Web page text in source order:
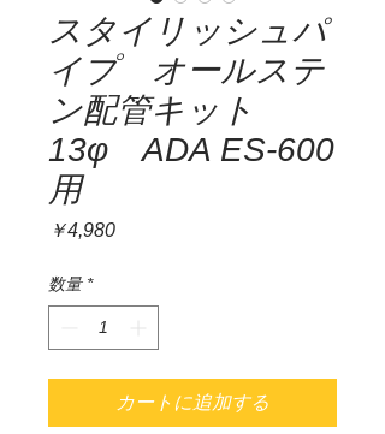
スタイリッシュパ
イプ オールステ
ン配管キット
13φ ADA ES-600
用
￥4,980価
数量 *
カートに追加する